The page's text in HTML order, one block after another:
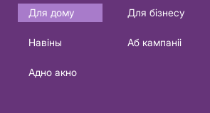
Основная
навигация
Для дому Для бізнесу
Навіны
Аб кампаніі
Адно акно